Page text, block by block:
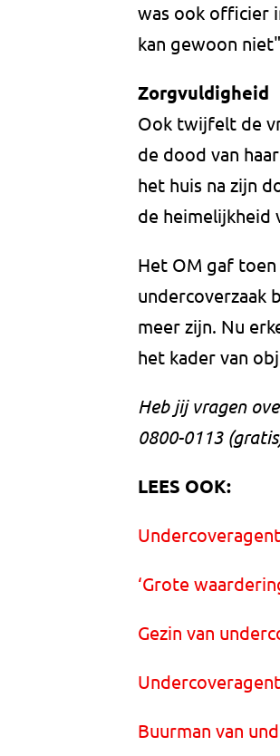
was ook officier
kan gewoon
Zorgvuldigheid
Ook twijfelt de
de dood van
het huis na zijn
de heimelijkheid
Het OM gaf
undercoverzaak
meer zijn. Nu
het kader van
Heb jij vragen
0800-0113
LEES OOK:
‘Grote
Gezin van
Buurman van